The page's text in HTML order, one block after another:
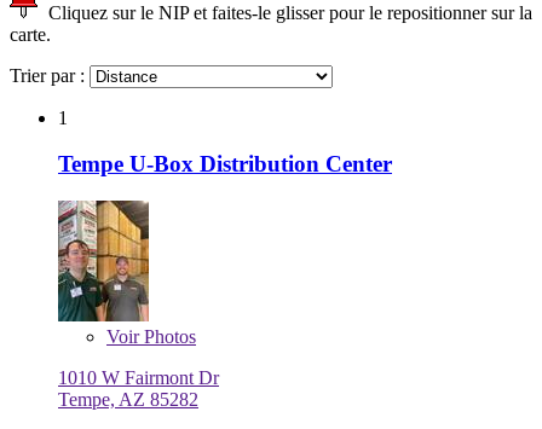
Cliquez sur le NIP et faites-le glisser pour le repositionner sur la
carte.
Trier par :
1
Tempe U-Box Distribution Center
VoirPhotos
1010 W Fairmont Dr
Tempe, AZ 85282